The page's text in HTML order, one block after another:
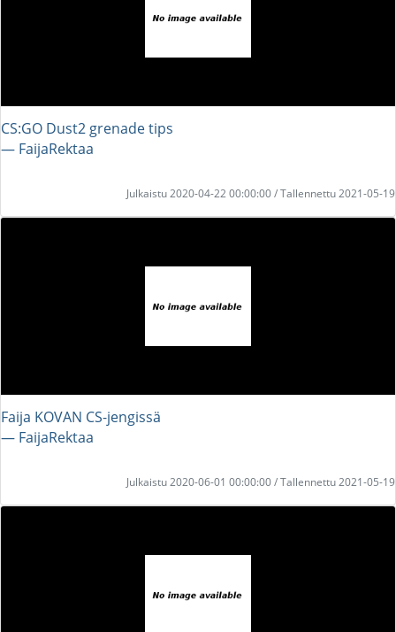
CS:GO Dust2 grenade tips
― FaijaRektaa
Julkaistu 2020-04-22 00:00:00 / Tallennettu 2021-05-19
Faija KOVAN CS-jengissä
― FaijaRektaa
Julkaistu 2020-06-01 00:00:00 / Tallennettu 2021-05-19